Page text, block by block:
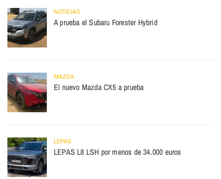
NOTICIAS
A prueba el Subaru Forester Hybrid
MAZDA
El nuevo Mazda CX5 a prueba
LEPAS
LEPAS L8 LSH por menos de 34.000 euros